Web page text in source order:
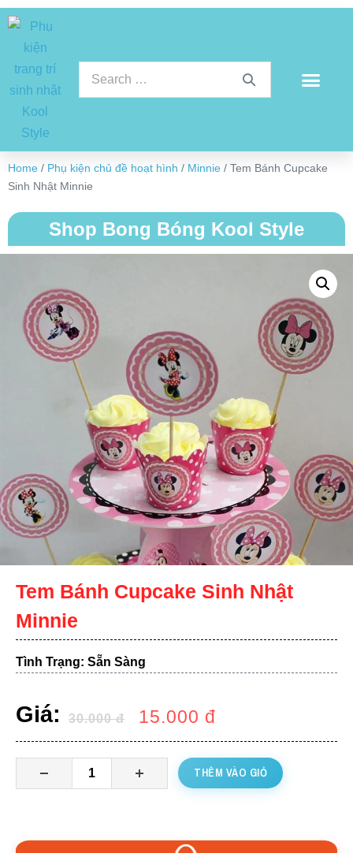
Home / Phụ kiện chủ đề hoạt hình / Minnie / Tem Bánh Cupcake
Sinh Nhật Minnie
Shop Bong Bóng Kool Style
Tem Bánh Cupcake Sinh Nhật
Minnie
Tình Trạng: Sẵn Sàng
Giá: 30.000đ 15.000 đ
THÊM VÀO GIỎ